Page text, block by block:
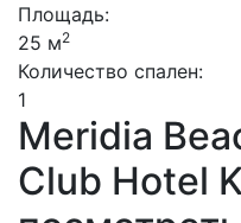
Площадь:
25 м2
Количество спален:
1
Meridia
Club Hotel